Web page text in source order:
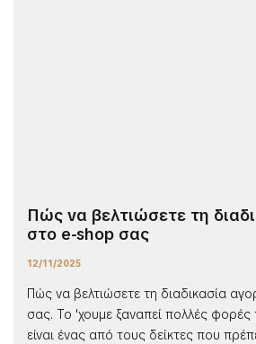
Πώς να βελτιώσετε τη
στο e-shop σας
12/11/2025
Πώς να βελτιώσετε τη διαδικασία
σας. Το 'χουμε ξαναπεί πολλές
είναι ένας από τους δείκτες που